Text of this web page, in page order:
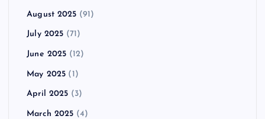
August 2025 (91)
July 2025 (71)
June 2025 (12)
May 2025 (1)
April 2025 (3)
March 2025 (4)